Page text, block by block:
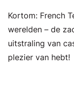
Kortom: French
werelden – de
uitstraling van
plezier van hebt!